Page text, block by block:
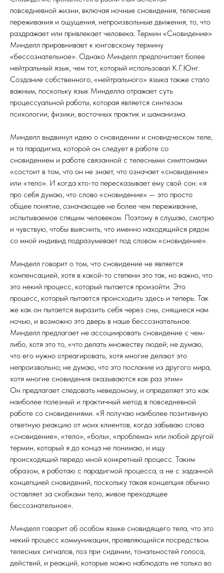
повседневной жизни, включая ночные сновидения, телесные
переживания и ощущения, непроизвольные движения, то, что
раздражает или привлекает человека. Термин «Сновидение»
Минделл приравнивает к юнговскому термину
«бессознательное». Однако Минделл предпочитает более
нейтральный язык, чем тот, который использовал К.Г.Юнг.
Создание собственного, «нейтрального» языка также стало
важным, поскольку язык Минделла отражает суть
процессуальной работы, которая является синтезом
психологии, физики, восточных практик и шаманизма.
Минделл выдвинул идею о сновидении и сновидческом теле,
и та парадигма, которой он следует в работе со
сновидением и работе связанной с телесными симптомами
«состоит в том, что он не знает, что означает «сновидение»
или «тело». И когда кто-то пересказывает ему свой сон: «я
про себя думаю, что слово «сновидение» — это просто
общее понятие, означающее не более чем переживание,
испытываемое спящим человеком. Поэтому я слушаю, смотрю
и чувствую, чтобы выяснить, что именно находящийся рядом
со мной индивид подразумевает под словом «сновидение».
Минделл говорит о том, что сновидение не является
компенсацией, хотя в какой-то степени это так, но важно, что
это некий процесс, который пытается произойти. Это
процесс, который пытается происходить здесь и теперь. Так
же как он пытается выразить себя через сны, снящиеся нам
ночью, и возможно это дверь в наше бессознательное.
Минделл предлагает не ассоциировать сновидение с чем-
либо, хотя это то, «что делать множеству людей; не думаю,
что его нужно отреагировать, хотя многие делают это
непроизвольно; не думаю, что это послание из другого мира,
хотя многие сновидения оказываются как раз этим»
Он предлагает следовать неведомому, и определяет это как
наиболее полезный и практичный метод в повседневной
работе со сновидениями. «Я получаю наиболее позитивную
ответную реакцию от моих клиентов, когда забываю слова
«сновидение», «тело», «боль», «проблема» или любой другой
термин, который я до конца не понимаю, и ищу
происходящий передо мной конкретный процесс. Таким
образом, я работаю с парадигмой процесса, а не с заданной
концепцией сновидений, поскольку такая концепция обычно
оставляет за скобками тело, живое преходящее
бессознательное».
Минделл говорит об особом языке сновидящего тела, что это
некий процесс коммуникации, проявляющийся посредством
телесных сигналов, поз при сидении, тональностей голоса,
действий, и реакций, которые можно наблюдать не только во